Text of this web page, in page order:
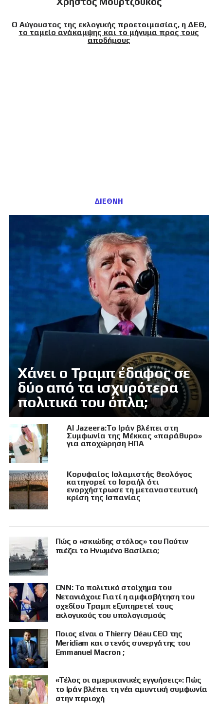
Ο Αύγουστος της εκλογικής προετοιμασίας, η ΔΕΘ,
το ταμείο ανάκαμψης και το μήνυμα προς τους
αποδήμους
ΔΙΕΘΝΗ
Χάνει ο Τραμπ έδαφος σε
δύο από τα ισχυρότερα
πολιτικά του όπλα;
Al Jazeera:Το Ιράν βλέπει στη
Συμφωνία της Μέκκας «παράθυρο»
για αποχώρηση ΗΠΑ
Κορυφαίος Ισλαμιστής θεολόγος
κατηγορεί το Ισραήλ ότι
ενορχήστρωσε τη μεταναστευτική
κρίση της Ισπανίας
Πώς ο «σκιώδης στόλος» του Πούτιν
πιέζει το Ηνωμένο Βασίλειο;
CNN: Το πολιτικό στοίχημα του
Νετανιάχου: Γιατί η αμφισβήτηση του
σχεδίου Τραμπ εξυπηρετεί τους
εκλογικούς του υπολογισμούς
Ποιος είναι ο Thierry Déau CEO της
Meridiam και στενός συνεργάτης του
Emmanuel Macron ;
«Τέλος οι αμερικανικές εγγυήσεις»: Πώς
το Ιράν βλέπει τη νέα αμυντική συμφωνία
στην περιοχή